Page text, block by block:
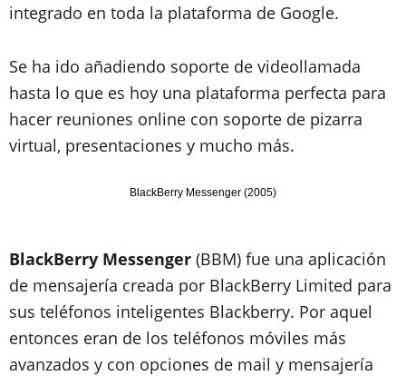
integrado en toda la plataforma de Google.
Se ha ido añadiendo soporte de videollamada
hasta lo que es hoy una plataforma perfecta para
hacer reuniones online con soporte de pizarra
virtual, presentaciones y mucho más.
BlackBerry Messenger (2005)
BlackBerry Messenger (BBM) fue una aplicación
de mensajería creada por BlackBerry Limited para
sus teléfonos inteligentes Blackberry. Por aquel
entonces eran de los teléfonos móviles más
avanzados y con opciones de mail y mensajería